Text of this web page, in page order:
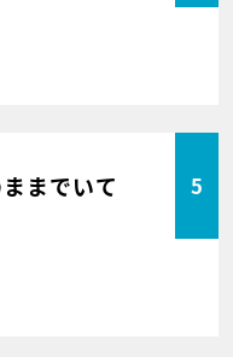
までいて 5